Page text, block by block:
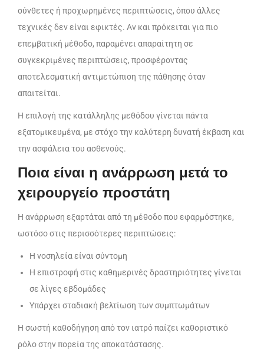
σύνθετες ή προχωρημένες περιπτώσεις, όπου άλλες
τεχνικές δεν είναι εφικτές. Αν και πρόκειται για πιο
επεμβατική μέθοδο, παραμένει απαραίτητη σε
συγκεκριμένες περιπτώσεις, προσφέροντας
αποτελεσματική αντιμετώπιση της πάθησης όταν
απαιτείται.
Η επιλογή της κατάλληλης μεθόδου γίνεται πάντα
εξατομικευμένα, με στόχο την καλύτερη δυνατή έκβαση και
την ασφάλεια του ασθενούς.
Ποια είναι η ανάρρωση μετά το
χειρουργείο προστάτη
Η ανάρρωση εξαρτάται από τη μέθοδο που εφαρμόστηκε,
ωστόσο στις περισσότερες περιπτώσεις:
Η νοσηλεία είναι σύντομη
Η επιστροφή στις καθημερινές δραστηριότητες γίνεται
σε λίγες εβδομάδες
Υπάρχει σταδιακή βελτίωση των συμπτωμάτων
Η σωστή καθοδήγηση από τον ιατρό παίζει καθοριστικό
ρόλο στην πορεία της αποκατάστασης.